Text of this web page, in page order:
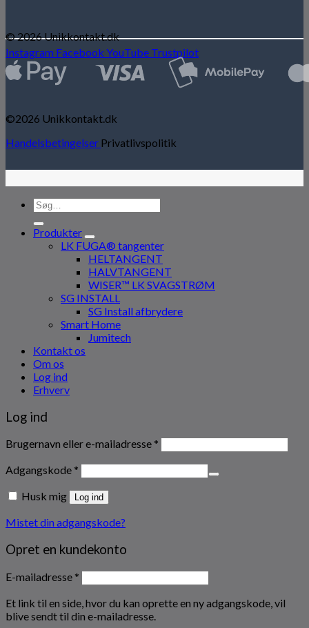
Instagram Facebook YouTube Trustpilot
© 2026 Unikkontakt.dk
©2026 Unikkontakt.dk
Handelsbetingelser Privatlivspolitik
Søg
efter:
Produkter
LK FUGA® tangenter
HELTANGENT
HALVTANGENT
WISER™ LK SVAGSTRØM
SG INSTALL
SG Install afbrydere
Smart Home
Jumitech
Kontakt os
Om os
Log ind
Erhverv
Log ind
Brugernavn eller e-mailadresse *
Adgangskode *
Husk mig Log ind
Mistet din adgangskode?
Opret en kundekonto
E-mailadresse * Påkrævet
Et link til en side, hvor du kan oprette en ny adgangskode, vil
blive sendt til din e-mailadresse.